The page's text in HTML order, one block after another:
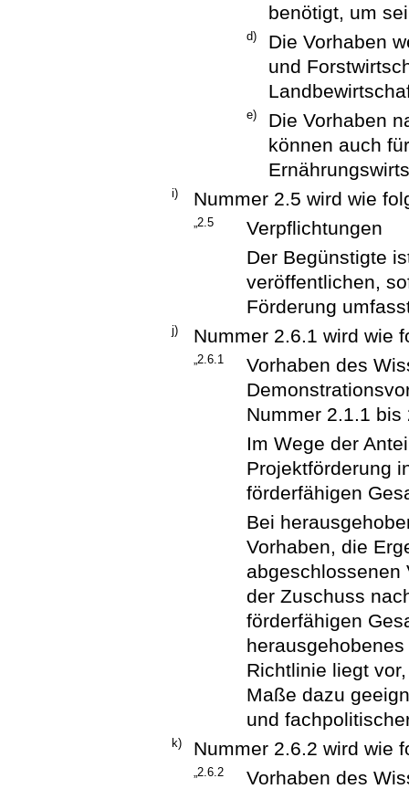
benötigt, um
d)
Die Vorhaben
und
e)
Die Vorhaben
können auch
i) Nummer 2.5 wird wie
„2.5
Verpflichtungen
Der Begünstigte
veröffentlichen,
Förderung
j) Nummer 2.6.1 wird wie
„2.6.1
Vorhaben des
Nummer 2.1.1 bis
Im Wege der
Projektförderung
förderfähigen
Bei
Vorhaben, die
abgeschlossenen
der Zuschuss
förderfähigen
Richtlinie liegt
Maße dazu
und
k) Nummer 2.6.2 wird wie
„2.6.2
Vorhaben des